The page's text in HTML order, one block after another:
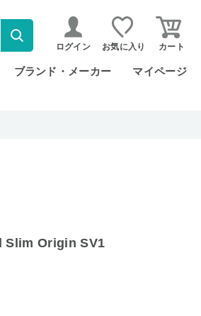
ログイン お気に入り カート
ブランド・メーカー マイページ
Slim Origin SV1